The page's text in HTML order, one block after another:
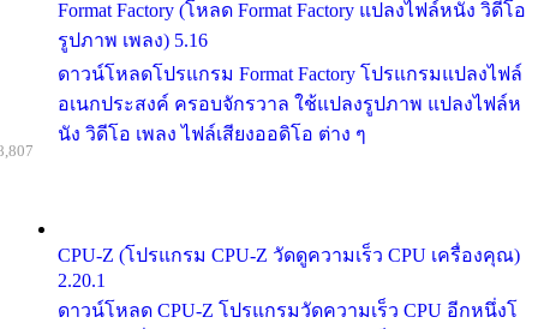
Format Factory (โหลด Format Factory แปลงไฟล์หนัง วิดีโอ
รูปภาพ เพลง) 5.16
ดาวน์โหลดโปรแกรม Format Factory โปรแกรมแปลงไฟล์
อเนกประสงค์ ครอบจักรวาล ใช้แปลงรูปภาพ แปลงไฟล์ห
นัง วิดีโอ เพลง ไฟล์เสียงออดิโอ ต่าง ๆ
CPU-Z (โปรแกรม CPU-Z วัดดูความเร็ว CPU เครื่องคุณ)
2.20.1
ดาวน์โหลด CPU-Z โปรแกรมวัดความเร็ว CPU อีกหนึ่งโ